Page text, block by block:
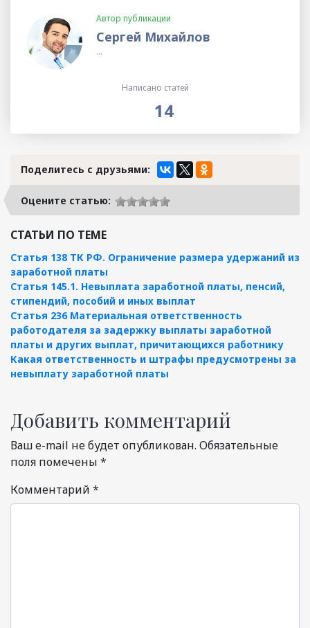
Автор публикации
Сергей Михайлов
...
Написано статей
14
Поделитесь с друзьями:
Оцените статью:
СТАТЬИ ПО ТЕМЕ
Статья 138 ТК РФ. Ограничение размера удержаний из
заработной платы
Статья 145.1. Невыплата заработной платы, пенсий,
стипендий, пособий и иных выплат
Статья 236 Материальная ответственность
работодателя за задержку выплаты заработной
платы и других выплат, причитающихся работнику
Какая ответственность и штрафы предусмотрены за
невыплату заработной платы
Добавить комментарий
Ваш e-mail не будет опубликован. Обязательные
поля помечены *
Комментарий *